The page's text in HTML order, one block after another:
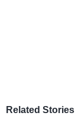
Related Stories